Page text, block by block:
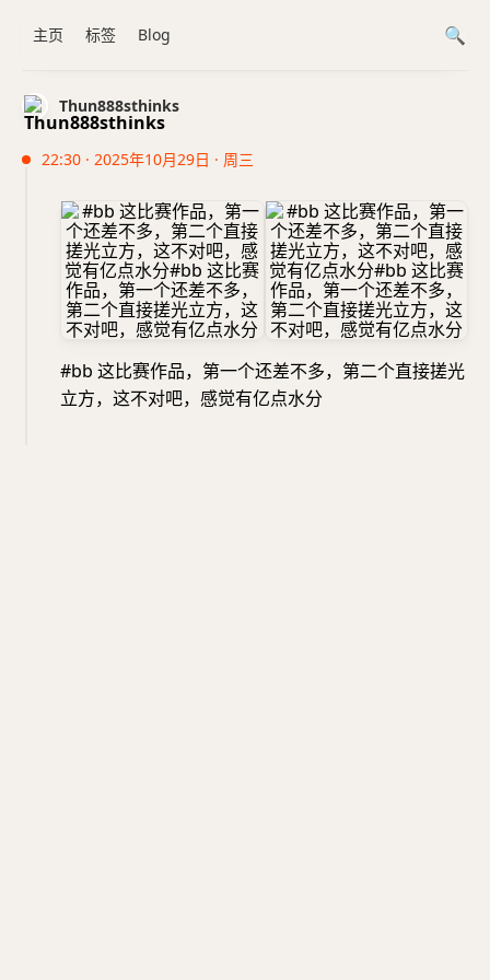
Thun888sthinks
22:30 · 2025年10月29日 · 周三
#bb 这比赛作品，第一个还差不多，第二个直接搓光
立方，这不对吧，感觉有亿点水分
主页 标签 Blog